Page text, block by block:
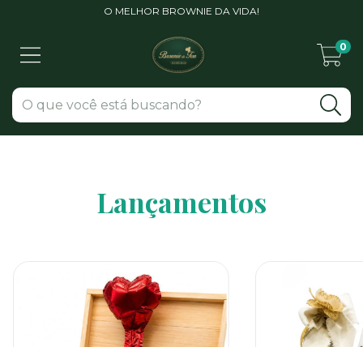
O MELHOR BROWNIE DA VIDA!
0
Lançamentos